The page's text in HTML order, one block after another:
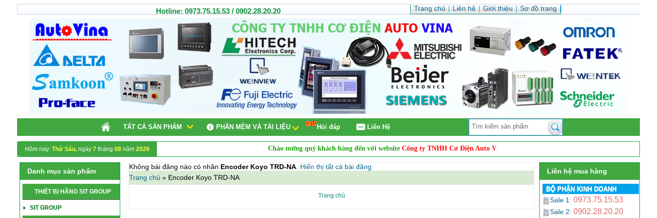
Hotline: 0973.75.15.53 / 0902.28.20.20 Trang chủ Liên hệ Giới thiệu Sơ đồ trang
TẤT CẢ SẢN PHẨM PHẦN MỀM VÀ TÀI LIỆU Hỏi đáp Liên Hệ
Hôm nay: Thứ Sáu, ngày 7tháng 08năm 2026 Chào mừng quý khách hàng đến với websiteCông ty TNHH Cơ Điện Auto Vina . Chúng tôi chuyên
Danh mục sản phẩm
THIẾT BỊ HÃNG SIT GROUP
SIT GROUP
Liên hệ mua hàng
BỘ PHẬN KINH DOANH
Sale 1:0973.75.15.53
Sale 2:0902.28.20.20
Không bài đăng nào có nhãn Encoder Koyo TRD-NA. Hiển thị tất cả bài đăng
Trang chủ » Encoder Koyo TRD-NA
Trang chủ